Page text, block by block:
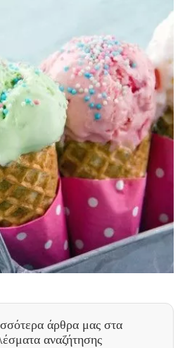
άρθρα μας στα
αναζήτησης